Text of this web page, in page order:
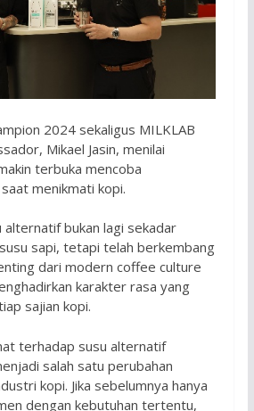
2024 sekaligus MILKLAB
Mikael Jasin, menilai
terbuka mencoba
menikmati kopi.
alternatif bukan lagi sekadar
sapi, tetapi telah berkembang
dari modern coffee culture
karakter rasa yang
sajian kopi.
terhadap susu alternatif
salah satu perubahan
kopi. Jika sebelumnya hanya
dengan kebutuhan tertentu,